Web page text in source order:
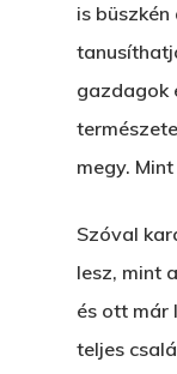
is
gazdagok
megy.
Szóval
lesz, mint
és ott már
teljes